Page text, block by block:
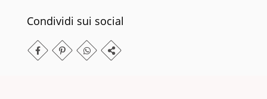
Condividi sui social